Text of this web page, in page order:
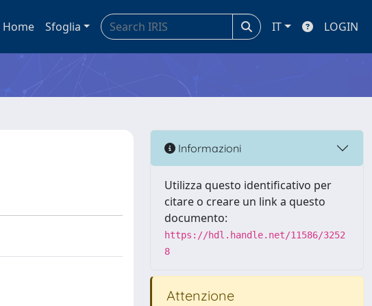
Home Sfoglia IT LOGIN
Informazioni
Utilizza questo identificativo per
citare o creare un link a questo
documento:
https://hdl.handle.net/11586/3252
8
Attenzione